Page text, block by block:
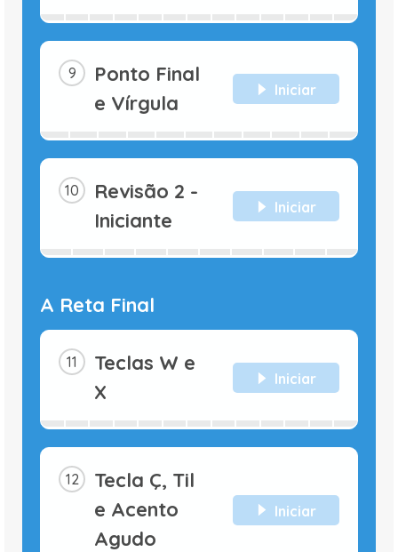
Ponto Final
e Vírgula
Iniciar
Revisão 2 -
Iniciante
Iniciar
A Reta Final
Teclas W e
X
Iniciar
Tecla Ç, Til
e Acento
Agudo
Iniciar